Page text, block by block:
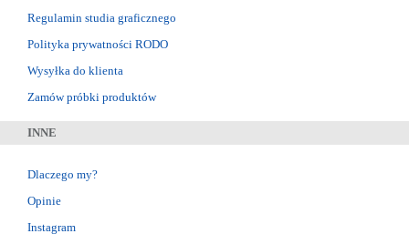
Regulamin studia graficznego
Polityka prywatności RODO
Wysyłka do klienta
Zamów próbki produktów
INNE
Dlaczego my?
Opinie
Instagram